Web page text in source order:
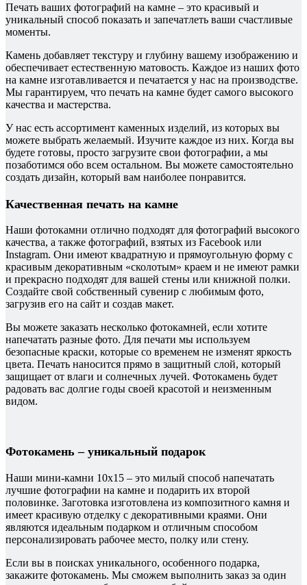
Печать ваших фотографий на камне – это красивый и
уникальный способ показать и запечатлеть ваши счастливые
моменты.
Камень добавляет текстуру и глубину вашему изображению и
обеспечивает естественную матовость. Каждое из наших фото
на камне изготавливается и печатается у нас на производстве.
Мы гарантируем, что печать на камне будет самого высокого
качества и мастерства.
У нас есть ассортимент каменных изделий, из которых вы
можете выбрать желаемый. Изучите каждое из них. Когда вы
будете готовы, просто загрузите свои фотографии, а мы
позаботимся обо всем остальном. Вы можете самостоятельно
создать дизайн, который вам наиболее понравится.
Качественная печать на камне
Наши фотокамни отлично подходят для фотографий высокого
качества, а также фотографий, взятых из Facebook или
Instagram. Они имеют квадратную и прямоугольную форму с
красивым декоративным «сколотым» краем и не имеют рамки
и прекрасно подходят для вашей стены или книжной полки.
Создайте свой собственный сувенир с любимым фото,
загрузив его на сайт и создав макет.
Вы можете заказать несколько фотокамней, если хотите
напечатать разные фото. Для печати мы используем
безопасные краски, которые со временем не изменят яркость
цвета. Печать наносится прямо в защитный слой, который
защищает от влаги и солнечных лучей. Фотокамень будет
радовать вас долгие годы своей красотой и неизменным
видом.
Фотокамень – уникальный подарок
Наши мини-камни 10х15 – это милый способ напечатать
лучшие фотографии на камне и подарить их второй
половинке. Заготовка изготовлена из композитного камня и
имеет красивую отделку с декоративными краями. Они
являются идеальным подарком и отличным способом
персонализировать рабочее место, полку или стену.
Если вы в поисках уникального, особенного подарка,
закажите фотокамень. Мы сможем выполнить заказ за один